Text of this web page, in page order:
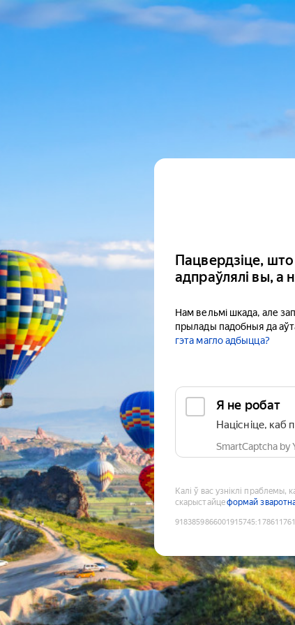
Пацвердзіце,
адпраўлялі вы, а
Нам вельмі шкада, але
прылады падобныя да
гэта магло адбыцца?
Я не робат
Націсніце, каб
SmartCaptcha by
Калі ў вас узніклі праблемы,
скарыстайцеформай
9183859866001915745: